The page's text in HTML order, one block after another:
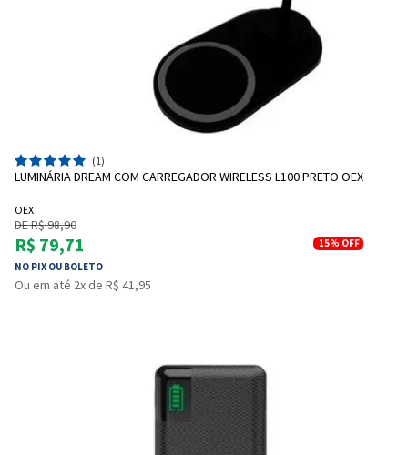
(1)
LUMINÁRIA DREAM COM CARREGADOR WIRELESS L100 PRETO OEX
OEX
DE R$ 98,90
R$ 79,71
NO PIX OU BOLETO
15% OFF
Ou em até 2x de R$ 41,95